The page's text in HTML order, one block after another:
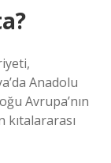
Anadolu
Avrupa’nın
kıtalararası